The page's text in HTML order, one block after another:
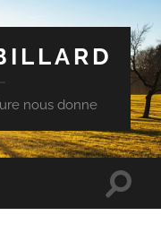
nous donne
Toggle